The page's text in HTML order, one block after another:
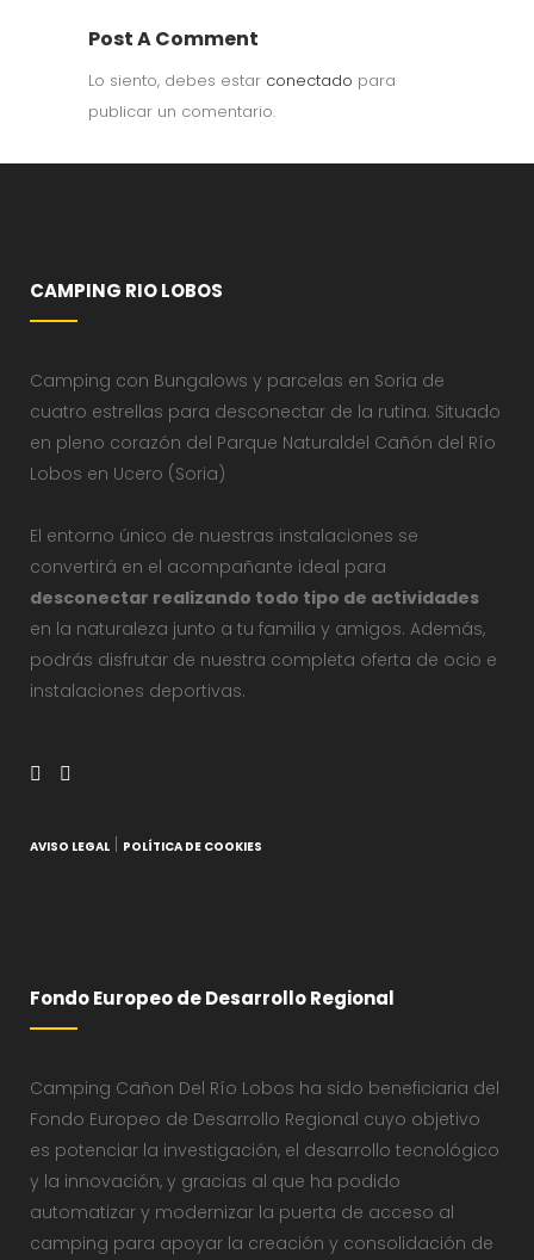
Post A Comment
Lo siento, debes estar conectado para
publicar un comentario.
CAMPING RIO LOBOS
Camping con Bungalows y parcelas en Soria de
cuatro estrellas para desconectar de la rutina. Situado
en pleno corazón del Parque Naturaldel Cañón del Río
Lobos en Ucero (Soria)
El entorno único de nuestras instalaciones se
convertirá en el acompañante ideal para
desconectar realizando todo tipo de actividades
en la naturaleza junto a tu familia y amigos. Además,
podrás disfrutar de nuestra completa oferta de ocio e
instalaciones deportivas.
AVISO LEGAL POLÍTICA DE COOKIES
Fondo Europeo de Desarrollo Regional
Camping Cañon Del Río Lobos ha sido beneficiaria del
Fondo Europeo de Desarrollo Regional cuyo objetivo
es potenciar la investigación, el desarrollo tecnológico
y la innovación, y gracias al que ha podido
automatizar y modernizar la puerta de acceso al
camping para apoyar la creación y consolidación de